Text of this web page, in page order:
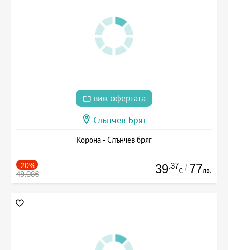
виж офертата
Слънчев Бряг
Корона - Слънчев бряг
-20%
49.08€ 39.37
€ / 77лв.